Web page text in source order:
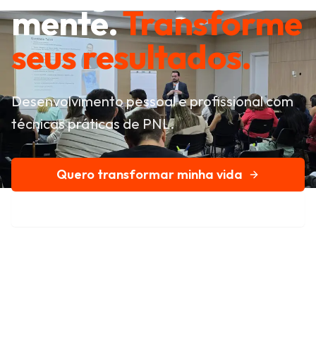
mente.Transforme
seus resultados.
Desenvolvimento pessoal e profissional com
técnicas práticas de PNL.
Quero transformar minha vida